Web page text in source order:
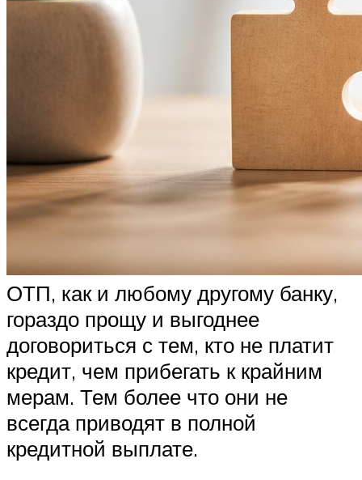
ОТП, как и любому другому банку,
гораздо прощу и выгоднее
договориться с тем, кто не платит
кредит, чем прибегать к крайним
мерам. Тем более что они не
всегда приводят в полной
кредитной выплате.